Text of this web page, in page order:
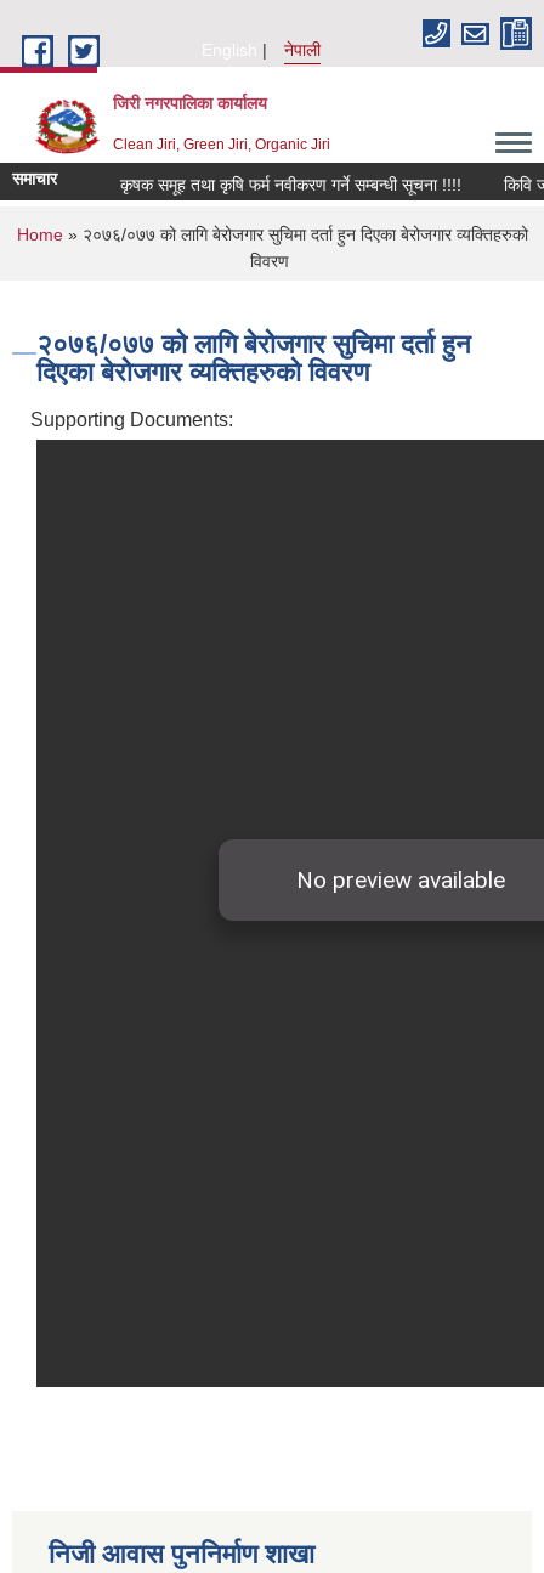
English
नेपाली
जिरी नगरपालिका कार्यालय
Clean Jiri, Green Jiri, Organic Jiri
समाचार कृषक समूह तथा कृषि फर्म नवीकरण गर्ने सम्बन्धी सूचना !!!! किवि
You are here
Home» २०७६/०७७ को लागि बेरोजगार सुचिमा दर्ता हुन दिएका बेरोजगार व्यक्तिहरुको
विवरण
२०७६/०७७ को लागि बेरोजगार सुचिमा दर्ता हुन
दिएका बेरोजगार व्यक्तिहरुको विवरण
Supporting Documents:
निजी आवास पुननिर्माण शाखा